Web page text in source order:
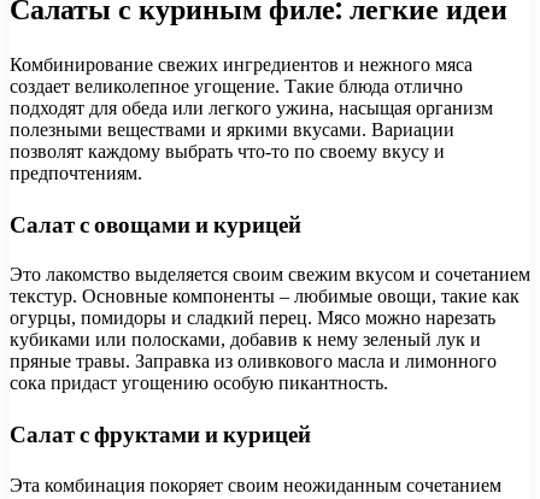
Салаты с куриным филе: легкие идеи
Комбинирование свежих ингредиентов и нежного мяса
создает великолепное угощение. Такие блюда отлично
подходят для обеда или легкого ужина, насыщая организм
полезными веществами и яркими вкусами. Вариации
позволят каждому выбрать что-то по своему вкусу и
предпочтениям.
Салат с овощами и курицей
Это лакомство выделяется своим свежим вкусом и сочетанием
текстур. Основные компоненты – любимые овощи, такие как
огурцы, помидоры и сладкий перец. Мясо можно нарезать
кубиками или полосками, добавив к нему зеленый лук и
пряные травы. Заправка из оливкового масла и лимонного
сока придаст угощению особую пикантность.
Салат с фруктами и курицей
Эта комбинация покоряет своим неожиданным сочетанием